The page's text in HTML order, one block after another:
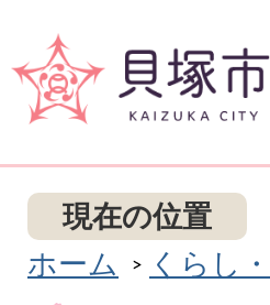
現在の位置
ホーム
くらし